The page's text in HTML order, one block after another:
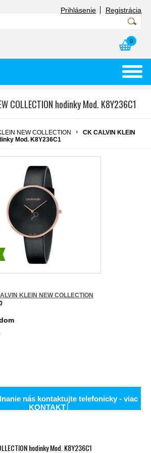
Prihlásenie Registrácia
0
COLLECTION hodinky Mod. K8Y236C1
NEW COLLECTION
CK CALVIN KLEIN
Mod. K8Y236C1
KLEIN NEW COLLECTION
nás kontaktujte telefonicky - viac
KONTAKT│
hodinky Mod. K8Y236C1